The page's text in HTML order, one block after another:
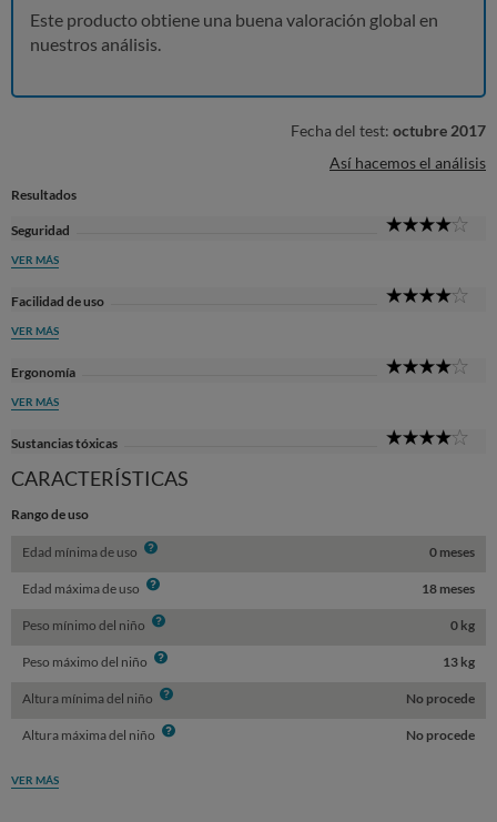
Este producto obtiene una buena valoración global en
nuestros análisis.
Fecha del test: octubre 2017
Así hacemos el análisis
Resultados
Seguridad
VER MÁS
Facilidad de uso
VER MÁS
Ergonomía
VER MÁS
Sustancias tóxicas
CARACTERÍSTICAS
Rango de uso
Edad mínima de uso Info 0 meses
Edad máxima de uso Info 18 meses
Peso mínimo del niño Info 0 kg
Peso máximo del niño Info 13 kg
Altura mínima del niño Info No procede
Altura máxima del niño Info No procede
VER MÁS